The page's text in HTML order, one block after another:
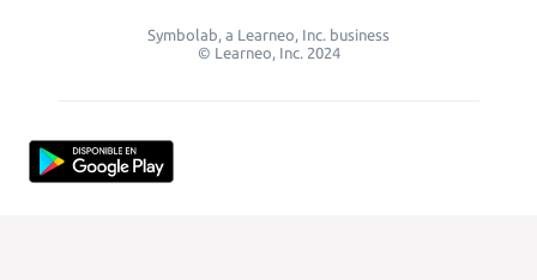
Symbolab, a Learneo, Inc. business
© Learneo, Inc. 2024